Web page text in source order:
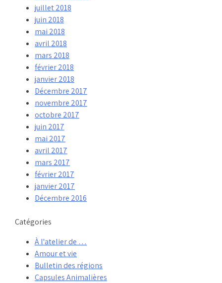
juillet 2018
juin 2018
mai 2018
avril 2018
mars 2018
février 2018
janvier 2018
Décembre 2017
novembre 2017
octobre 2017
juin 2017
mai 2017
avril 2017
mars 2017
février 2017
janvier 2017
Décembre 2016
Catégories
À l'atelier de …
Amour et vie
Bulletin des régions
Capsules Animalières